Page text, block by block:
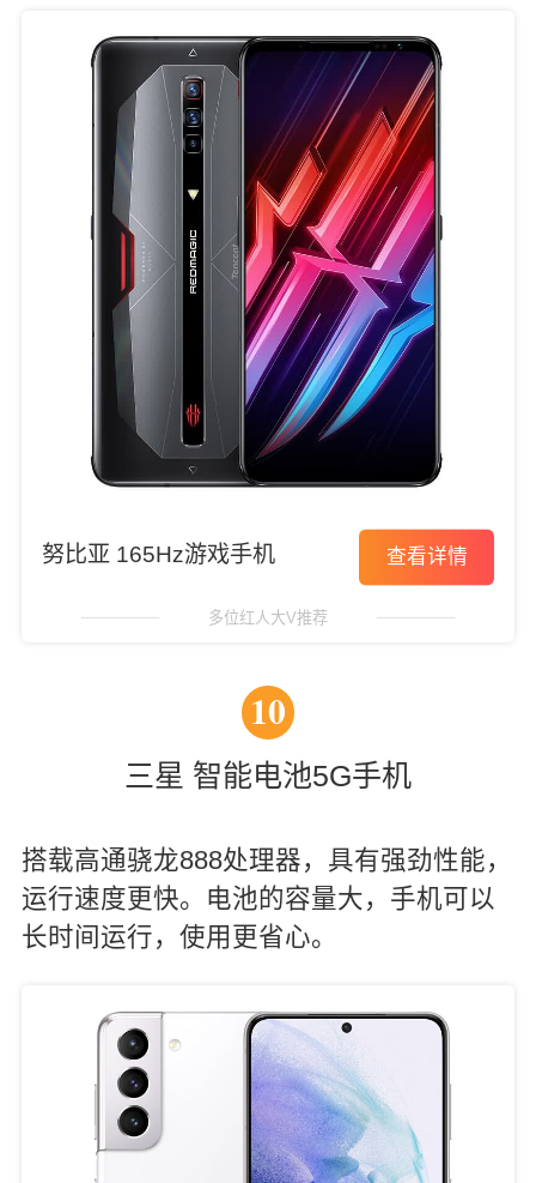
努比亚 165Hz游戏手机 查看详情
多位红人大V推荐
10
三星 智能电池5G手机
搭载高通骁龙888处理器，具有强劲性能，
运行速度更快。电池的容量大，手机可以
长时间运行，使用更省心。